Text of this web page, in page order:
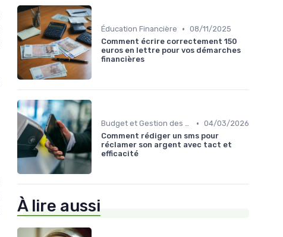
Éducation Financière • 08/11/2025
Comment écrire correctement 150
euros en lettre pour vos démarches
financières
Budget et Gestion des Finances Personnelles • 04/03/2026
Comment rédiger un sms pour
réclamer son argent avec tact et
efficacité
À lire aussi